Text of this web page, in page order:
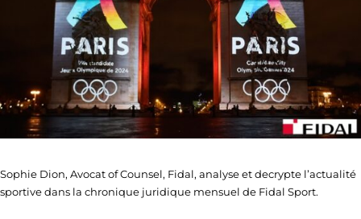
Sophie Dion, Avocat of Counsel, Fidal, analyse et decrypte l’actualité
sportive dans la chronique juridique mensuel de Fidal Sport.